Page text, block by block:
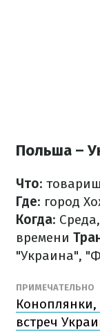
Польша –
Что:
Где: город
Когда:
времени
"Украина",
ПРИМЕЧАТЕЛЬНО
встреч